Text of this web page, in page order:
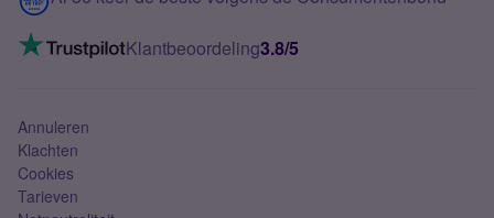
Mobiel internet
Mobiel abonnement
VoLTE 4G bellenKlantbeoordeling3.8/5
Annuleren
Klachten
Cookies
Tarieven